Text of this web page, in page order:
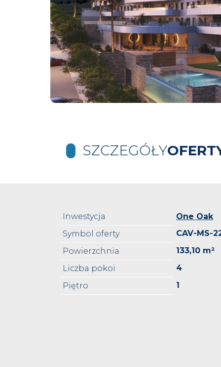
SZCZEGÓŁY
Inwestycja
One Oak
Symbol oferty
CAV-MS-
Powierzchnia
133,10 m²
Liczba pokoi
4
Piętro
1